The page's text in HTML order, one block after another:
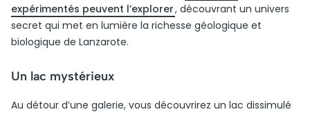
expérimentés peuvent l’explorer, découvrant un univers
secret qui met en lumière la richesse géologique et
biologique de Lanzarote.
Un lac mystérieux
Au détour d’une galerie, vous découvrirez un lac dissimulé